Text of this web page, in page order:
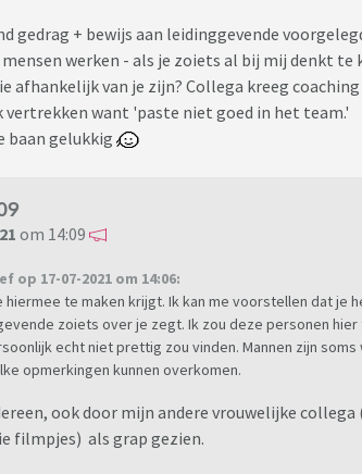
gedrag + bewijs aan leidinggevende
werken - als je zoiets al bij mij denkt
afhankelijk van je zijn? Collega kreeg
want 'paste niet goed in het team.'
baan gelukkig
om 14:09
op 17-07-2021 om 14:06:
hiermee te maken krijgt. Ik kan me voorstellen dat je
zoiets over je zegt. Ik zou deze personen hier
echt niet prettig zou vinden. Mannen zijn
opmerkingen kunnen overkomen.
ook door mijn andere vrouwelijke collega
filmpjes) als grap gezien.